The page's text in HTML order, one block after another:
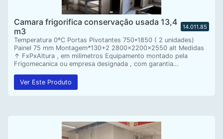
Camara frigorifica conservação usada 13,4
m3
14.011.85
Temperatura 0ºC Portas Pivotantes 750*1850 ( 2 unidades)
Painel 75 mm Montagem*130+2 2800x2200x2550 alt Medidas
↑ FxPxAltura , em milimetros Equipamento montado pela
Frigomecanica ou empresa designada , com garantia…
Ver Este Produto